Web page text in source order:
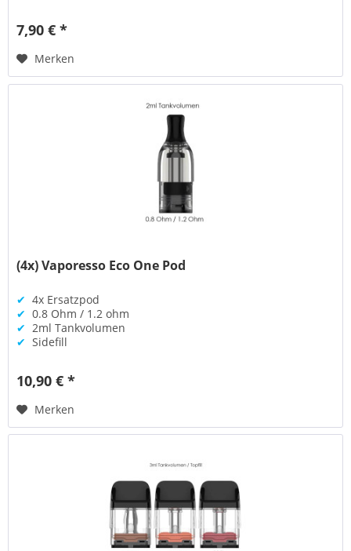
7,90 € *
Merken
(4x) Vaporesso Eco One Pod
✔ 4x Ersatzpod
✔ 0.8 Ohm / 1.2 ohm
✔ 2ml Tankvolumen
✔ Sidefill
10,90 € *
Merken